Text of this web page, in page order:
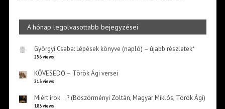
A hónap legolvasottabb bejegyzései
Györgyi Csaba: Lépések könyve (napló) – újabb részletek*
256 views
KÖVESEDŐ – Török Ági versei
213 views
Miért írok… ? (Böszörményi Zoltán, Magyar Miklós, Török Ági)
183 views